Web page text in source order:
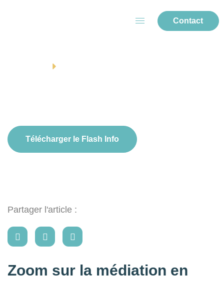
Contact
Télécharger le Flash Info
Partager l'article :
Zoom sur la médiation en